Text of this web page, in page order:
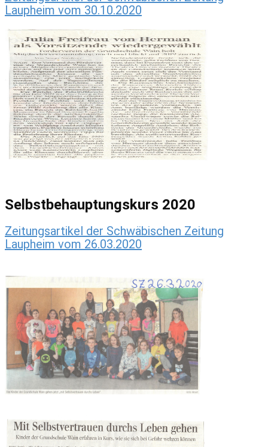
Laupheim vom 30.10.2020
Selbstbehauptungskurs 2020
Zeitungsartikel der Schwäbischen Zeitung
Laupheim vom 26.03.2020